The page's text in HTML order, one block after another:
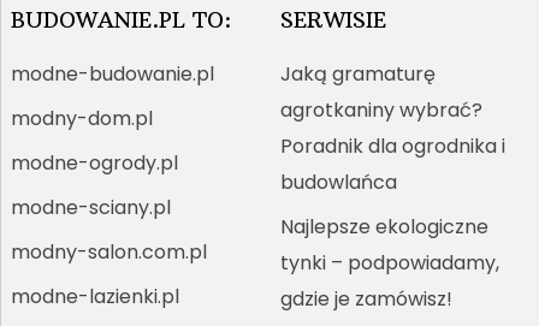
BUDOWANIE.PL TO:
modne-budowanie.pl
modny-dom.pl
modne-ogrody.pl
modne-sciany.pl
modny-salon.com.pl
modne-lazienki.pl
SERWISIE
Jaką gramaturę
agrotkaniny wybrać?
Poradnik dla ogrodnika i
budowlańca
Najlepsze ekologiczne
tynki – podpowiadamy,
gdzie je zamówisz!